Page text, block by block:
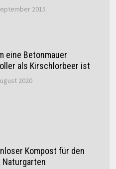
2015
eine Betonmauer
als Kirschlorbeer ist
2020
Kompost für den
Naturgarten